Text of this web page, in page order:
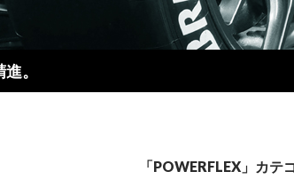
。
「POWERFLEX」カテ